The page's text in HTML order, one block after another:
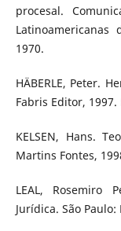
procesal.
Latinoamericanas
1970.
HÄBERLE, Peter.
Fabris Editor,
KELSEN, Hans.
Martins Fontes,
LEAL, Rosemiro
Jurídica. São